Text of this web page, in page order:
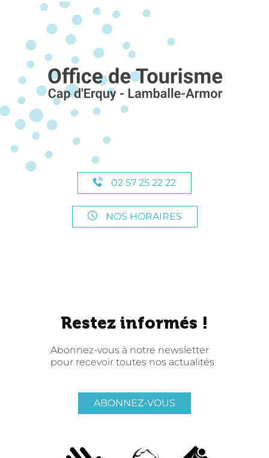
02 57 25 22 22
NOS HORAIRES
Restez informés !
Abonnez-vous à notre newsletter
pour recevoir toutes nos actualités
ABONNEZ-VOUS